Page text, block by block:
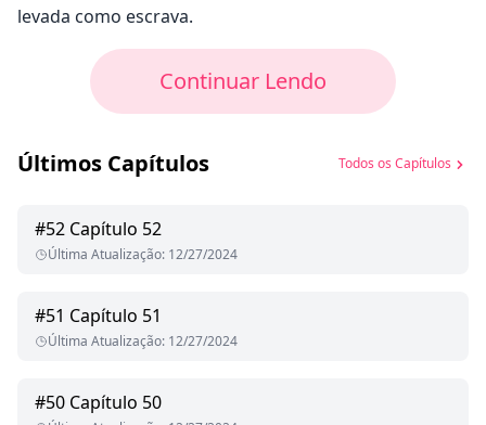
levada como escrava.
Continuar Lendo
Últimos Capítulos Todos os Capítulos
#52 Capítulo 52
Última Atualização: 12/27/2024
#51 Capítulo 51
Última Atualização: 12/27/2024
#50 Capítulo 50